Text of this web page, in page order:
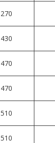
270
430
470
470
510
510